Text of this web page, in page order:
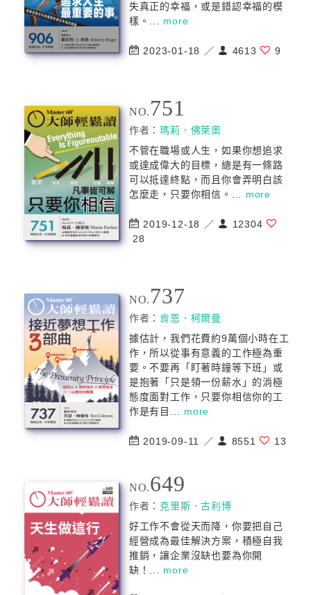
失真正的幸福，或是錯認幸福的模
樣。... more
2023-01-18 ／ 4613 9
NO. 751
作者：瑪莉．佛萊奧
不管在職場或人生，如果你想追求
或達成偉大的目標，總是有一條路
可以抵達終點，而且你會弄明白該
怎麼走，只要你相信。... more
2019-12-18 ／
12304
28
NO. 737
作者： 肯恩．柯爾曼
據估計，我們花費約9萬個小時在工
作，所以從事有意義的工作極為重
要。不要再「盯著時鐘等下班」或
是抱著「只是領一份薪水」的消極
態度面對工作，只要你相信你的工
作是有目... more
2019-09-11 ／ 8551 13
NO.649
作者： 克里斯．古利博
好工作不會從天而降，你要把自己
經營成為最佳解決方案，積極自我
推銷，讓企業沒缺也要為你開
缺！... more